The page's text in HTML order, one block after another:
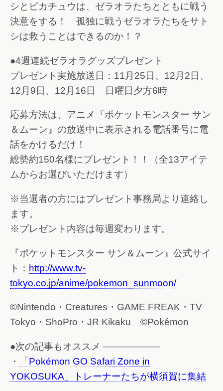
シとピカチュウは、ゼラオラたちとともに戦う
決意をする！ 孤独に戦うゼラオラたちをサト
シは救うことはできるのか！？
●4週連続ゼラオラグッズプレゼント
プレゼント実施放送日：11月25日、12月2日、
12月9日、12月16日 日曜日夕方6時
応募方法は、アニメ『ポケットモンスター サン
＆ムーン』の放送中に表示される電話番号に電
話をかけるだけ！
総勢約150名様にプレゼント！！（全13アイテ
ムからお選びいただけます）
※当選者の方にはプレゼント事務局より連絡し
ます。
※プレゼント内容は毎週変わります。
『ポケットモンスター サン＆ムーン』公式サイ
ト： http://www.tv-
tokyo.co.jp/anime/pokemon_sunmoon/
©Nintendo・Creatures・GAME FREAK・TV
Tokyo・ShoPro・JR Kikaku ©Pokémon
●次の記事もオススメ ——————
・
「Pokémon GO Safari Zone in
YOKOSUKA」トレーナーたちが横須賀に集結